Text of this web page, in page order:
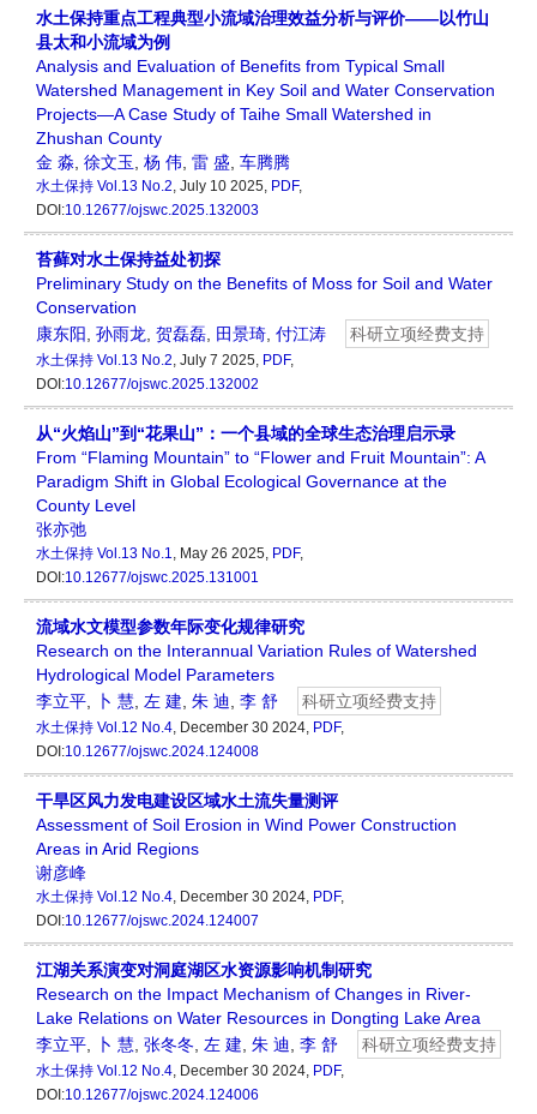
水土保持重点工程典型小流域治理效益分析与评价——以竹山
县太和小流域为例
Analysis and Evaluation of Benefits from Typical Small
Watershed Management in Key Soil and Water Conservation
Projects—A Case Study of Taihe Small Watershed in
Zhushan County
金 淼 徐文玉 杨 伟 雷 盛 车腾腾
水土保持 Vol.13 No.2, July 10 2025, PDF,
DOI:10.12677/ojswc.2025.132003
苔藓对水土保持益处初探
Preliminary Study on the Benefits of Moss for Soil and Water
Conservation
康东阳 孙雨龙 贺磊磊 田景琦 付江涛 科研立项经费支持
水土保持 Vol.13 No.2, July 7 2025, PDF,
DOI:10.12677/ojswc.2025.132002
从“火焰山”到“花果山”：一个县域的全球生态治理启示录
From “Flaming Mountain” to “Flower and Fruit Mountain”: A
Paradigm Shift in Global Ecological Governance at the
County Level
张亦弛
水土保持 Vol.13 No.1, May 26 2025, PDF,
DOI:10.12677/ojswc.2025.131001
流域水文模型参数年际变化规律研究
Research on the Interannual Variation Rules of Watershed
Hydrological Model Parameters
李立平
卜 慧 左 建 朱 迪 李 舒 科研立项经费支持
水土保持 Vol.12 No.4, December 30 2024, PDF,
DOI:10.12677/ojswc.2024.124008
干旱区风力发电建设区域水土流失量测评
Assessment of Soil Erosion in Wind Power Construction
Areas in Arid Regions
谢彦峰
水土保持 Vol.12 No.4, December 30 2024, PDF,
DOI:10.12677/ojswc.2024.124007
江湖关系演变对洞庭湖区水资源影响机制研究
Research on the Impact Mechanism of Changes in River-
Lake Relations on Water Resources in Dongting Lake Area
李立平
卜 慧 张冬冬 左 建 朱 迪 李 舒 科研立项经费支持
水土保持 Vol.12 No.4, December 30 2024, PDF,
DOI:10.12677/ojswc.2024.124006